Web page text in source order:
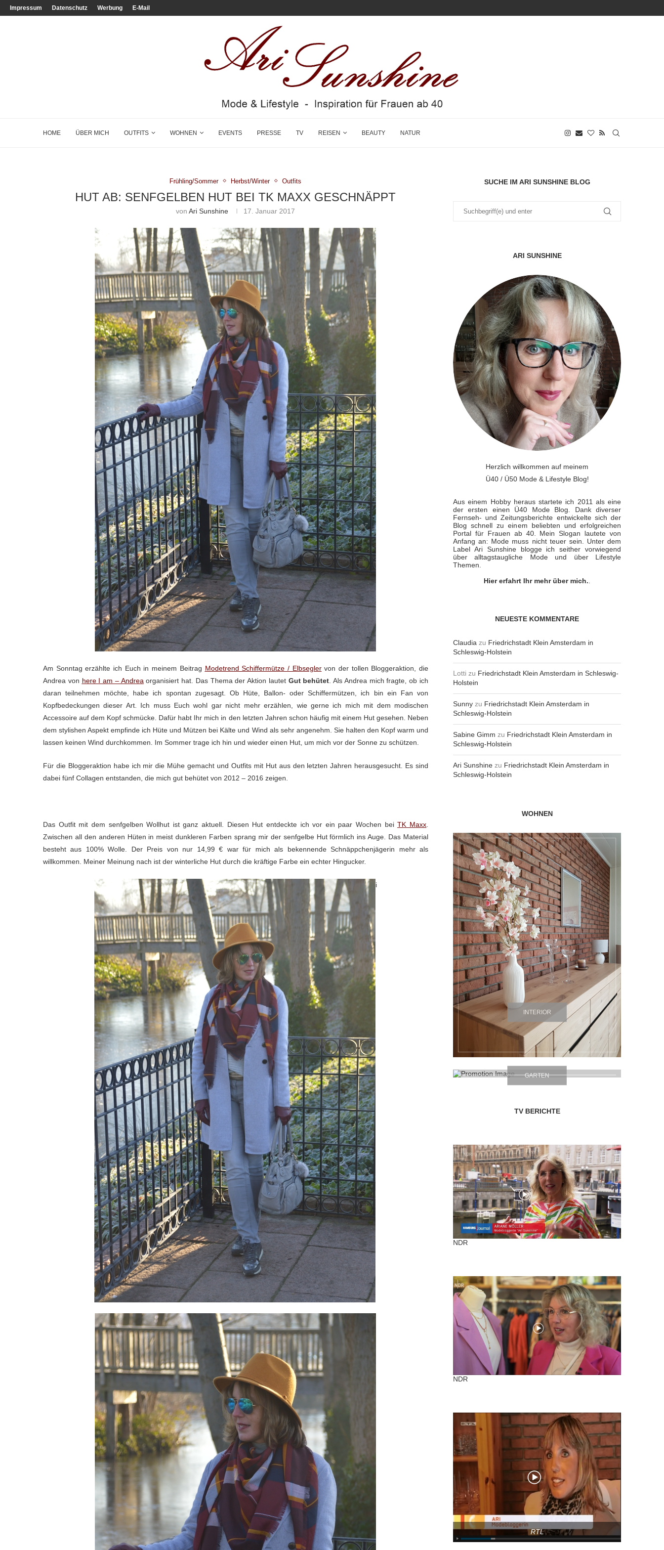
Impressum Datenschutz Werbung E-Mail
HOME ÜBER MICH OUTFITS WOHNEN EVENTS PRESSE TV REISEN BEAUTY NATUR
Frühling/Sommer Herbst/Winter Outfits
HUT AB: SENFGELBEN HUT BEI TK MAXX GESCHNÄPPT
vonAri Sunshine 17. Januar 2017
Am Sonntag erzählte ich Euch in meinem Beitrag Modetrend Schiffermütze / Elbseglervon der tollen Bloggeraktion, die
Andrea von here I am – Andrea organisiert hat. Das Thema der Aktion lautet Gut behütet . Als Andrea mich fragte, ob ich
daran teilnehmen möchte, habe ich spontan zugesagt. Ob Hüte, Ballon- oder Schiffermützen, ich bin ein Fan von
Kopfbedeckungen dieser Art. Ich muss Euch wohl gar nicht mehr erzählen, wie gerne ich mich mit dem modischen
Accessoire auf dem Kopf schmücke. Dafür habt Ihr mich in den letzten Jahren schon häufig mit einem Hut gesehen. Neben
dem stylishen Aspekt empfinde ich Hüte und Mützen bei Kälte und Wind als sehr angenehm. Sie halten den Kopf warm und
lassen keinen Wind durchkommen. Im Sommer trage ich hin und wieder einen Hut, um mich vor der Sonne zu schützen.
Für die Bloggeraktion habe ich mir die Mühe gemacht und Outfits mit Hut aus den letzten Jahren herausgesucht. Es sind
dabei fünf Collagen entstanden, die mich gut behütet von 2012 – 2016 zeigen.
Das Outfit mit dem senfgelben Wollhut ist ganz aktuell. Diesen Hut entdeckte ich vor ein paar Wochen beiTK Maxx
Zwischen all den anderen Hüten in meist dunkleren Farben sprang mir der senfgelbe Hut förmlich ins Auge. Das Material
besteht aus 100% Wolle. Der Preis von nur 14,99 € war für mich als bekennende Schnäppchenjägerin mehr als
willkommen. Meiner Meinung nach ist der winterliche Hut durch die kräftige Farbe ein echter Hingucker.
i
SUCHE IM ARI SUNSHINE BLOG
ARI SUNSHINE
Herzlich willkommen auf meinem
Ü40 / Ü50 Mode & Lifestyle Blog!
Aus einem Hobby heraus startete ich 2011 als eine
der ersten einen Ü40 Mode Blog. Dank diverser
Fernseh- und Zeitungsberichte entwickelte sich der
Blog schnell zu einem beliebten und erfolgreichen
Portal für Frauen ab 40. Mein Slogan lautete von
Anfang an: Mode muss nicht teuer sein. Unter dem
Label Ari Sunshine blogge ich seither vorwiegend
über alltagstaugliche Mode und über Lifestyle
Themen.
Hier erfahrt Ihr mehr über mich..
NEUESTE KOMMENTARE
Claudia zu Friedrichstadt Klein Amsterdam in
Schleswig-Holstein
Lotti zu Friedrichstadt Klein Amsterdam in Schleswig-
Holstein
Sunny zu Friedrichstadt Klein Amsterdam in
Schleswig-Holstein
Sabine Gimm zu Friedrichstadt Klein Amsterdam in
Schleswig-Holstein
Ari Sunshine zu Friedrichstadt Klein Amsterdam in
Schleswig-Holstein
WOHNEN
INTERIOR
GARTEN
TV BERICHTE
NDR
NDR
RTL